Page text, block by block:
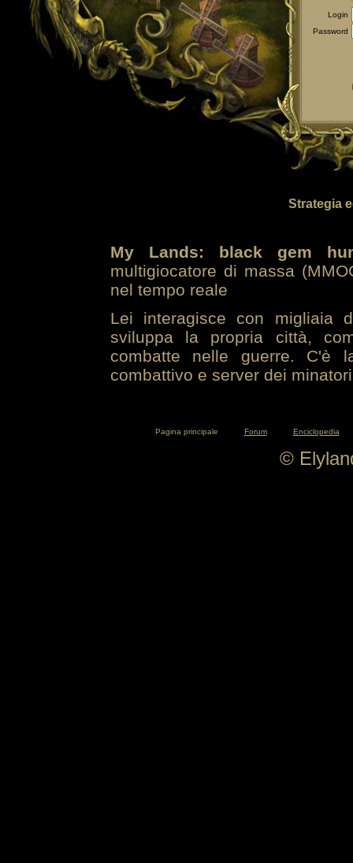
Login
Password
Strategia
My Lands: black gem
multigiocatore di massa
nel tempo reale
Lei interagisce con migliaia
sviluppa la propria città,
combatte nelle guerre. C'è
combattivo e server dei
Pagina principale Forum Enciclopedia
©